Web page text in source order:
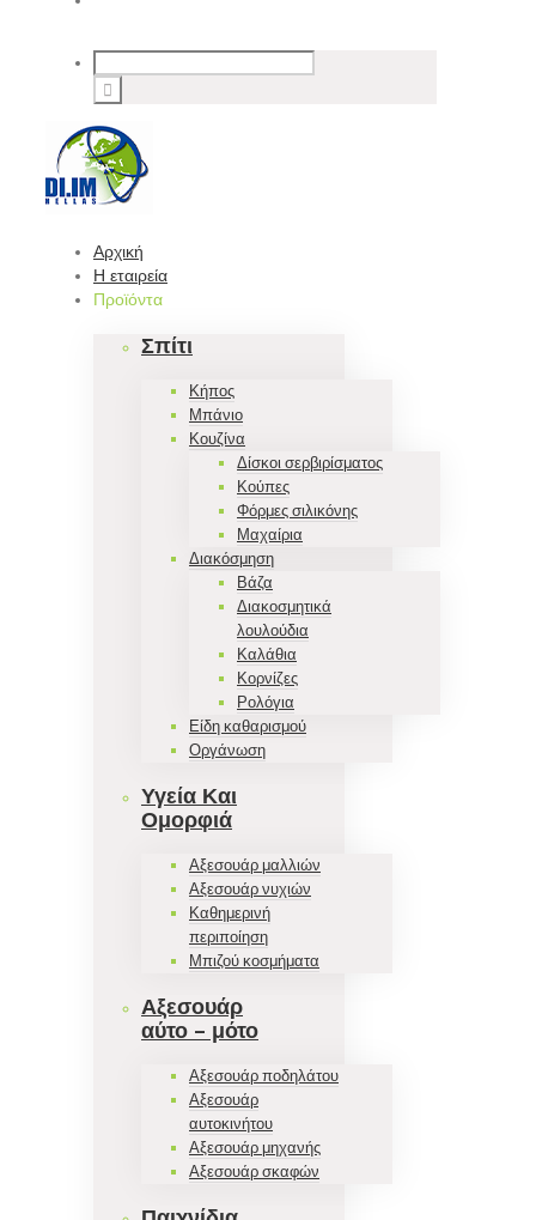
Αρχική
Η εταιρεία
Προϊόντα
Σπίτι
Κήπος
Μπάνιο
Κουζίνα
Δίσκοι σερβιρίσματος
Κούπες
Φόρμες σιλικόνης
Μαχαίρια
Διακόσμηση
Βάζα
Διακοσμητικά
λουλούδια
Καλάθια
Κορνίζες
Ρολόγια
Είδη καθαρισμού
Οργάνωση
Υγεία Και
Ομορφιά
Αξεσουάρ μαλλιών
Αξεσουάρ νυχιών
Καθημερινή
περιποίηση
Μπιζού κοσμήματα
Αξεσουάρ
αύτο – μότο
Αξεσουάρ ποδηλάτου
Αξεσουάρ
αυτοκινήτου
Αξεσουάρ μηχανής
Αξεσουάρ σκαφών